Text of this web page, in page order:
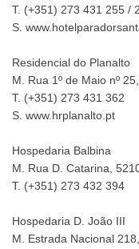
T. (+351) 273 431 255 /
S.
Residencial do Planalto
M. Rua 1º de Maio nº
T. (+351) 273 431 362
S. www.hrplanalto.pt
Hospedaria Balbina
M. Rua D. Catarina,
T. (+351) 273 432 394
Hospedaria D. João III
M. Estrada Nacional